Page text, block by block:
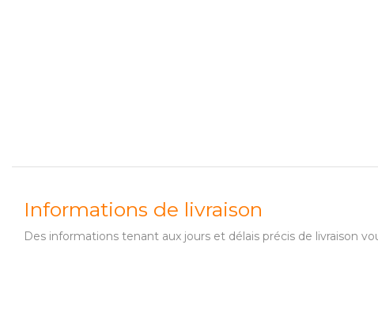
Informations de livraison
Des informations tenant aux jours et délais précis de livraison